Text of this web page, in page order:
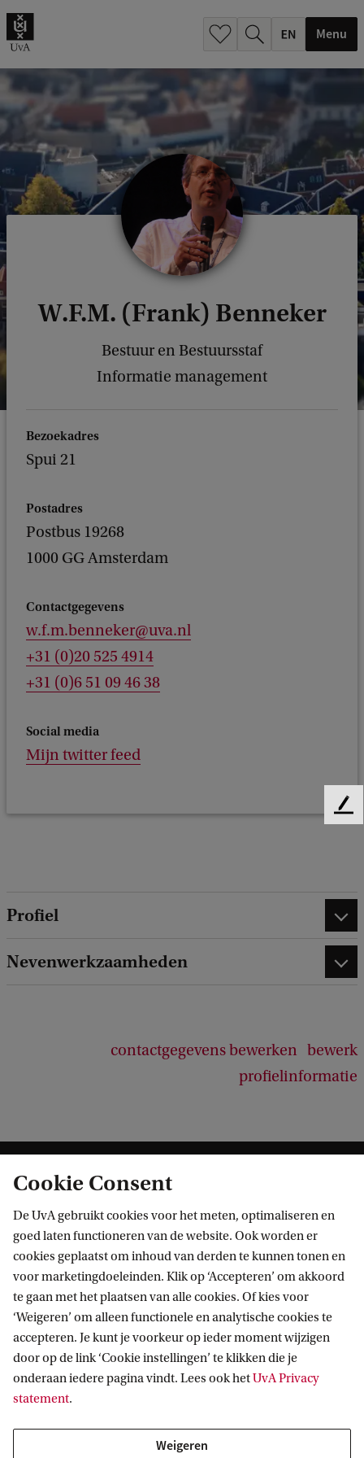
Menu
W.F.M. (Frank) Benneker
Bestuur en Bestuursstaf
Informatie management
Bezoekadres
Spui 21
Postadres
Postbus 19268
1000 GG Amsterdam
Contactgegevens
w.f.m.benneker@uva.nl
+31 (0)20 525 4914
+31 (0)6 51 09 46 38
Social media
Mijn twitter feed
Profiel
Nevenwerkzaamheden
contactgegevens bewerken bewerk
profielinformatie
Informatie voor
Bachelorstudiekiezers
Masterstudiekiezers
UvA-studenten
Medewerkers
Journalisten
Alumni
Schooldecanen en vakdocenten
Direct naar
Webmail
Bibliotheek
Vacatures
Huisstijl
Contact
UvA op social media
Cookie Consent
De UvA gebruikt cookies voor het meten, optimaliseren en
goed laten functioneren van de website. Ook worden er
cookies geplaatst om inhoud van derden te kunnen tonen en
voor marketingdoeleinden. Klik op ‘Accepteren’ om akkoord
te gaan met het plaatsen van alle cookies. Of kies voor
‘Weigeren’ om alleen functionele en analytische cookies te
accepteren. Je kunt je voorkeur op ieder moment wijzigen
door op de link ‘Cookie instellingen’ te klikken die je
onderaan iedere pagina vindt. Lees ook hetUvA Privacy
statement.
Weigeren
F
a
c